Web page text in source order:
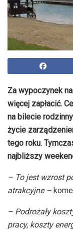
Za wypoczynek
więcej zapłacić.
na bilecie
życie
tego roku.
najbliższy
– To jest wzrost
atrakcyjne –
– Podrożały
pracy, koszty